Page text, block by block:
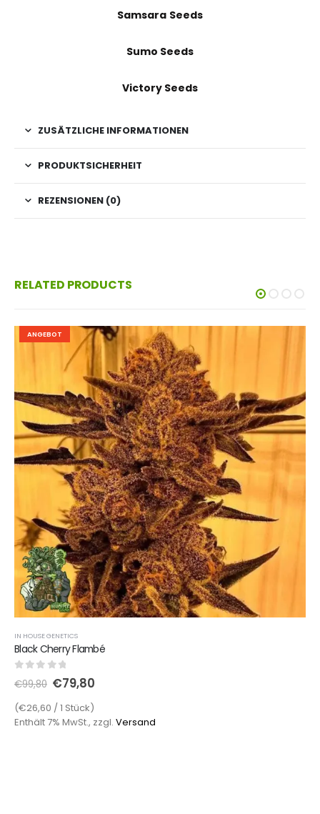
Samsara Seeds
Sumo Seeds
Victory Seeds
ZUSÄTZLICHE INFORMATIONEN
PRODUKTSICHERHEIT
REZENSIONEN (0)
RELATED PRODUCTS
ANGEBOT
IN HOUSE GENETICS
Black Cherry Flambé
out of 5
€99,80 €79,80
(€26,60 / 1 Stück)
Enthält 7% MwSt., zzgl. Versand